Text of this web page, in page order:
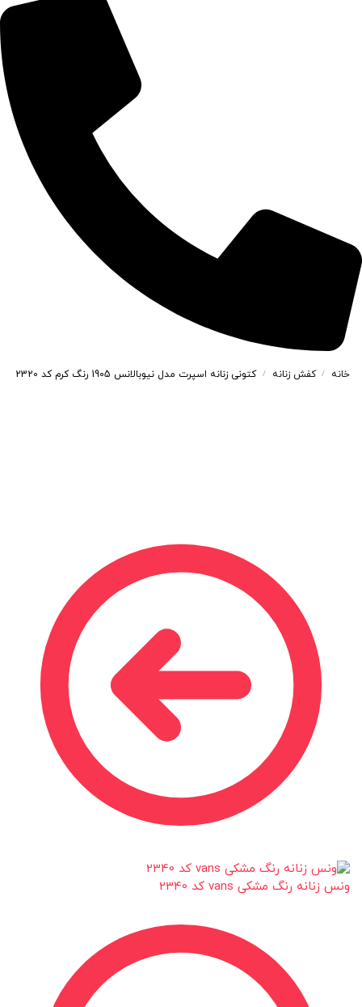
خانه / کفش زنانه / کتونی زنانه اسپرت مدل نیوبالانس 1905 رنگ کرم کد 2320
ونس زنانه رنگ مشکی vans کد 2340